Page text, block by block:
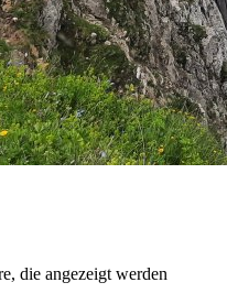
die angezeigt werden